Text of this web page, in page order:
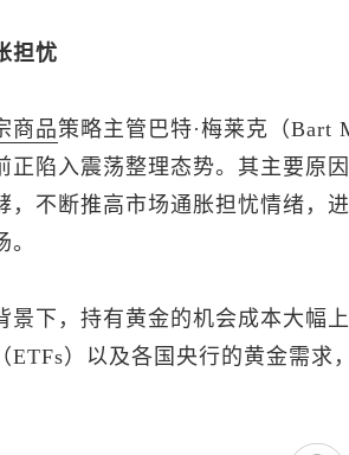
担忧
商品策略主管巴特·梅莱克（Bart
正陷入震荡整理态势。其主要原
，不断推高市场通胀担忧情绪，
景下，持有黄金的机会成本大幅
ETFs）以及各国央行的黄金需求